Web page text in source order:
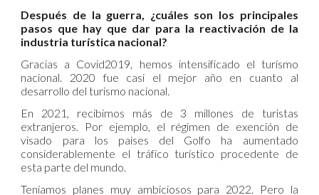
Después de la guerra, ¿cuáles son los principales
pasos que hay que dar para la reactivación de la
industria turística nacional?
Gracias a Covid2019, hemos intensificado el turismo
nacional. 2020 fue casi el mejor año en cuanto al
desarrollo del turismo nacional.
En 2021, recibimos más de 3 millones de turistas
extranjeros. Por ejemplo, el régimen de exención de
visado para los países del Golfo ha aumentado
considerablemente el tráfico turístico procedente de
esta parte del mundo.
Teníamos planes muy ambiciosos para 2022. Pero la